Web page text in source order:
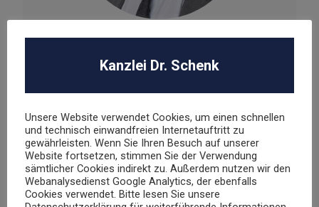
Dr. Stephan Schenk
Rechtsanwalt und Fachanwalt für gewerblichen
EMAIL sschenk@dr-schenk.net
TEL 0421 566 38 780
Kanzlei Dr. Schenk
Unsere Website verwendet Cookies, um einen schnellen
und technisch einwandfreien Internetauftritt zu
gewährleisten. Wenn Sie Ihren Besuch auf unserer
Website fortsetzen, stimmen Sie der Verwendung
sämtlicher Cookies indirekt zu. Außerdem nutzen wir den
Webanalysedienst Google Analytics, der ebenfalls
Cookies verwendet. Bitte lesen Sie unsere